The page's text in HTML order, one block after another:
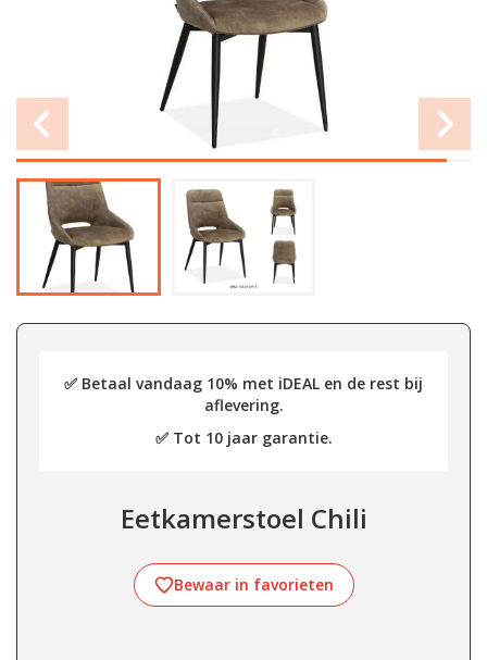
✅ Betaal vandaag 10% met iDEAL en de rest bij
aflevering.
✅ Tot 10 jaar garantie.
Eetkamerstoel Chili
Bewaar in favorieten